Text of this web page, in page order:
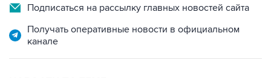
Подписаться на рассылку главных новостей сайта
Получать оперативные новости в официальном
канале